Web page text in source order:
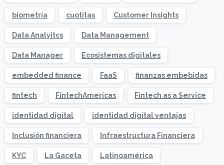
biometría cuotitas Customer Insights
Data Analyitcs Data Management
Data Manager Ecosistemas digitales
embedded finance FaaS finanzas embebidas
fintech FintechAmericas Fintech as a Service
identidad digital identidad digital ventajas
Inclusión financiera Infraestructura Financiera
KYC La Gaceta Latinoamérica